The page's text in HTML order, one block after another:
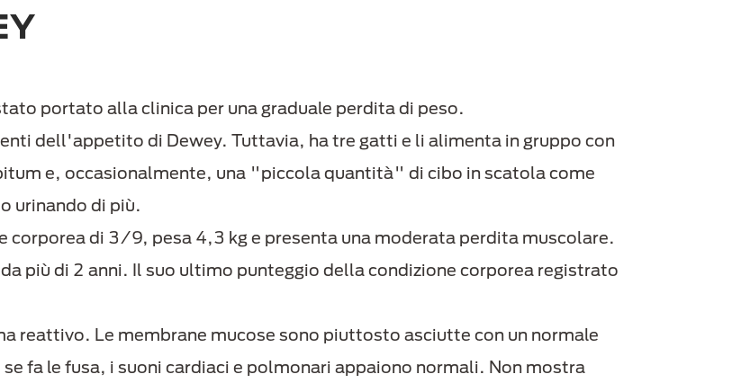
portato alla clinica per una graduale perdita di peso.
dell'appetito di Dewey. Tuttavia, ha tre gatti e li alimenta in gruppo con
e, occasionalmente, una "piccola quantità" di cibo in scatola come
urinando di più.
corporea di 3/9, pesa 4,3 kg e presenta una moderata perdita muscolare.
più di 2 anni. Il suo ultimo punteggio della condizione corporea registrato
reattivo. Le membrane mucose sono piuttosto asciutte con un normale
fa le fusa, i suoni cardiaci e polmonari appaiono normali. Non mostra